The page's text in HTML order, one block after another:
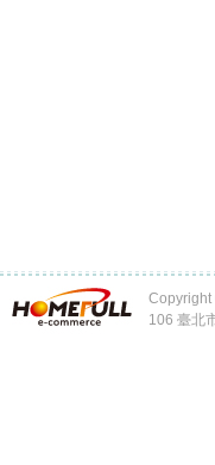
Copyright
106 臺北